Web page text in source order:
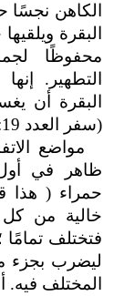
الكاهن
البقرة
محفوظًا
التطهير.
البقرة أن
(سفر العدد 1:19 – 10).
مواضع
ظاهر في
حمراء ( هذا
خالية من كل
فتختلف تمامًا
ليضرب بجزء
المختلف فيه.